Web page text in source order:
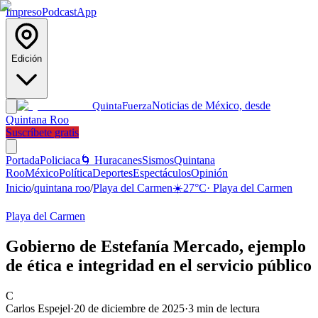
ImpresoPodcastApp
Edición
QuintaFuerzaNoticias de México, desde
Quintana Roo
Suscríbete gratis
PortadaPoliciaca 🌀 HuracanesSismosQuintana
RooMéxicoPolíticaDeportesEspectáculosOpinión
Inicio/quintana roo/Playa del Carmen☀️27°C· Playa del Carmen
Playa del Carmen
Gobierno de Estefanía Mercado, ejemplo
de ética e integridad en el servicio público
C
Carlos Espejel·20 de diciembre de 2025·3 min de lectura